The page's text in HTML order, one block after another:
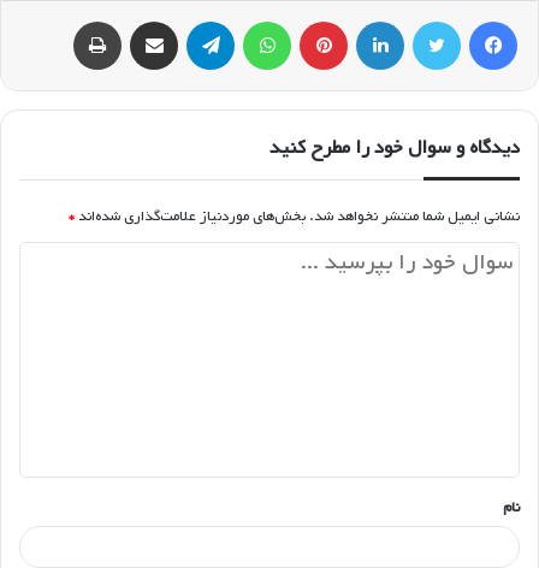
فیسبوک توییتر لینکداین پینتریست تلگرام اشتراک گذاری با ایمیل
دیدگاه و سوال خود را مطرح کنید
نشانی ایمیل شما منتشر نخواهد شد. بخش‌های موردنیاز علامت‌گذاری شده‌اند *
*
نام